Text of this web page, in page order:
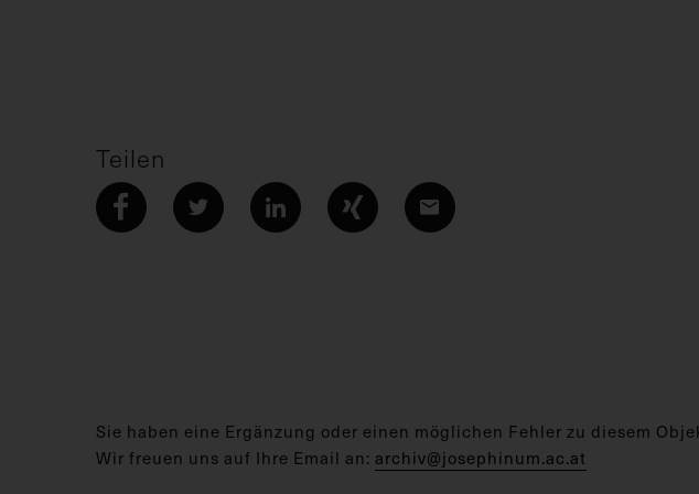
Teilen
Sie haben eine Ergänzung oder einen möglichen Fehler zu diesem
Wir freuen uns auf Ihre Email an: archiv@josephinum.ac.at